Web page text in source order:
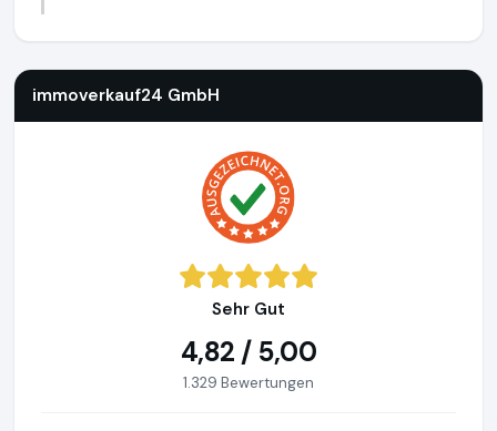
immoverkauf24 GmbH
Sehr Gut
4,82 / 5,00
1.329 Bewertungen